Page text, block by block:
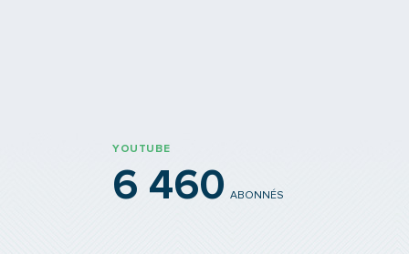
YOUTUBE
6 460 ABONNÉS